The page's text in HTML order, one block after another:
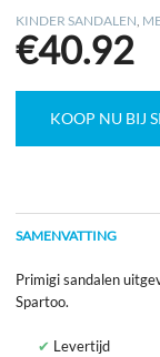
KINDER SANDALEN
€40.92
KOOP NU BIJ
SAMENVATTING
Primigi sandalen
Spartoo.
Levertijd